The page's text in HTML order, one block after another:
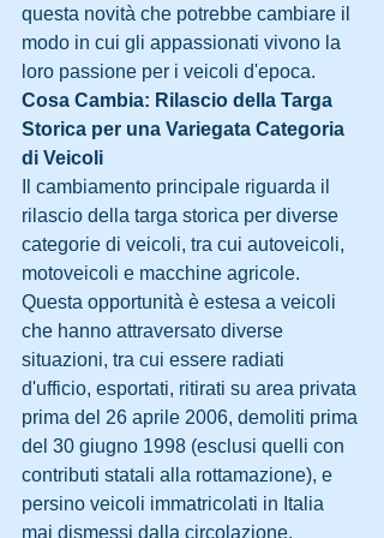
questa novità che potrebbe cambiare il
modo in cui gli appassionati vivono la
loro passione per i veicoli d'epoca.
Cosa Cambia: Rilascio della Targa
Storica per una Variegata Categoria
di Veicoli
Il cambiamento principale riguarda il
rilascio della targa storica per diverse
categorie di veicoli, tra cui autoveicoli,
motoveicoli e macchine agricole.
Questa opportunità è estesa a veicoli
che hanno attraversato diverse
situazioni, tra cui essere radiati
d'ufficio, esportati, ritirati su area privata
prima del 26 aprile 2006, demoliti prima
del 30 giugno 1998 (esclusi quelli con
contributi statali alla rottamazione), e
persino veicoli immatricolati in Italia
mai dismessi dalla circolazione.